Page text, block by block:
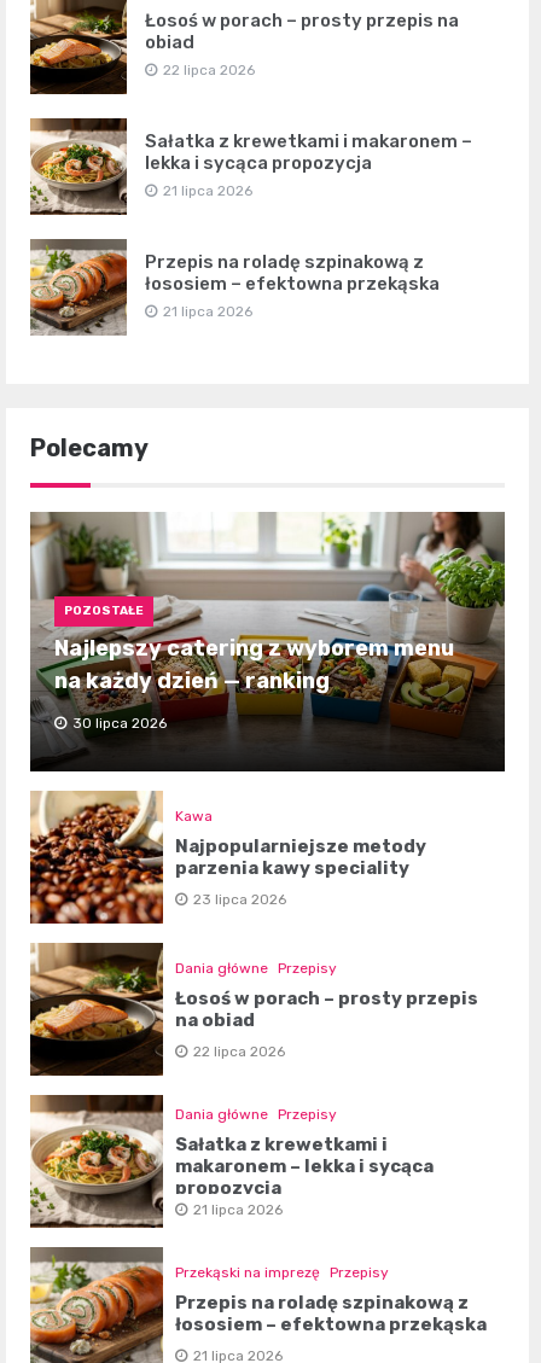
Łosoś w porach – prosty przepis na
obiad
22 lipca 2026
Sałatka z krewetkami i makaronem –
lekka i sycąca propozycja
21 lipca 2026
Przepis na roladę szpinakową z
łososiem – efektowna przekąska
21 lipca 2026
Polecamy
POZOSTAŁE
Najlepszy catering z wyborem menu
na każdy dzień — ranking
30 lipca 2026
Kawa
Najpopularniejsze metody
parzenia kawy speciality
23 lipca 2026
Dania główne Przepisy
Łosoś w porach – prosty przepis
na obiad
22 lipca 2026
Dania główne Przepisy
Sałatka z krewetkami i
makaronem – lekka i sycąca
propozycja
21 lipca 2026
Przekąski na imprezę Przepisy
Przepis na roladę szpinakową z
łososiem – efektowna przekąska
21 lipca 2026